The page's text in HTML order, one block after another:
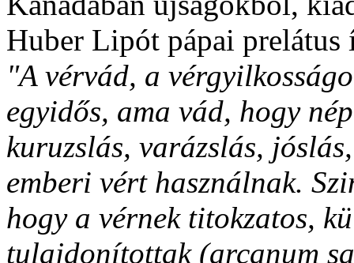
Huber Lipót pápai
"A vérvád, a
egyidős, ama vád, hogy
kuruzslás, varázslás,
emberi vért használnak.
hogy a vérnek titokzatos,
tulajdonítottak (arcanum